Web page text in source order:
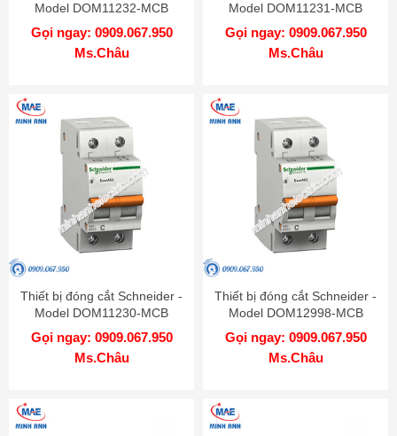
Model DOM11232-MCB
Gọi ngay: 0909.067.950
Ms.Châu
Model DOM11231-MCB
Gọi ngay: 0909.067.950
Ms.Châu
Thiết bị đóng cắt Schneider -
Model DOM11230-MCB
Gọi ngay: 0909.067.950
Ms.Châu
Thiết bị đóng cắt Schneider -
Model DOM12998-MCB
Gọi ngay: 0909.067.950
Ms.Châu